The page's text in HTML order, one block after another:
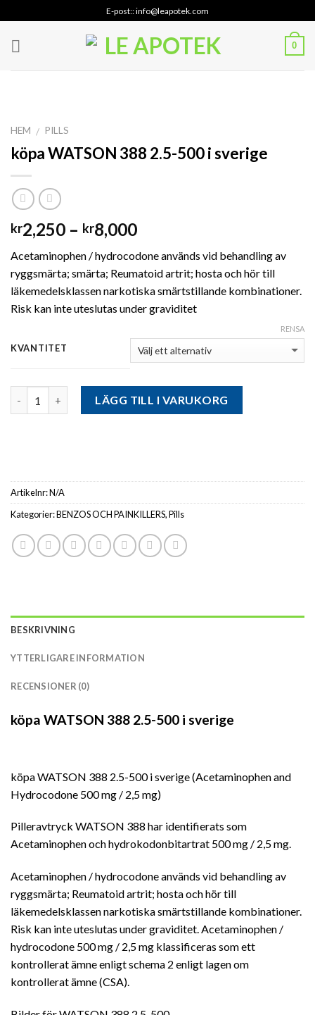
to
content
E-post:: info@leapotek.com
0
HEM / PILLS
köpa WATSON 388 2.5-500 i sverige
kr2,250 – kr8,000Prisintervall:
till
kr8,000
Acetaminophen / hydrocodone används vid behandling av
ryggsmärta; smärta; Reumatoid artrit; hosta och hör till
läkemedelsklassen narkotiska smärtstillande kombinationer.
Risk kan inte uteslutas under graviditet
KVANTITET
RENSA
LÄGG TILL I VARUKORG
Artikelnr:N/A
Kategorier:BENZOS OCH PAINKILLERS,Pills
BESKRIVNING
YTTERLIGARE INFORMATION
RECENSIONER (0)
köpa WATSON 388 2.5-500 i sverige
köpa WATSON 388 2.5-500 i sverige (Acetaminophen and
Hydrocodone 500 mg / 2,5 mg)
Pilleravtryck WATSON 388 har identifierats som
Acetaminophen och hydrokodonbitartrat 500 mg / 2,5 mg.
Acetaminophen / hydrocodone används vid behandling av
ryggsmärta; Reumatoid artrit; hosta och hör till
läkemedelsklassen narkotiska smärtstillande kombinationer.
Risk kan inte uteslutas under graviditet. Acetaminophen /
hydrocodone 500 mg / 2,5 mg klassificeras som ett
kontrollerat ämne enligt schema 2 enligt lagen om
kontrollerat ämne (CSA).